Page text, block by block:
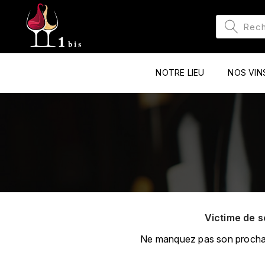
NOTRE LIEU NOS
Victime de
Ne manquez pas son